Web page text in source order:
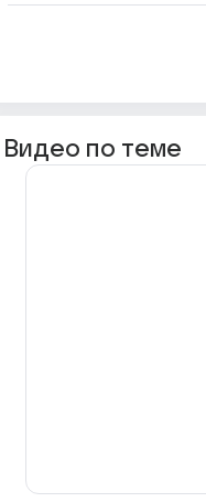
Видео по теме